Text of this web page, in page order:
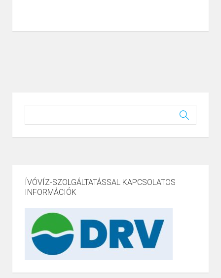
ÍVÓVÍZ-SZOLGÁLTATÁSSAL KAPCSOLATOS
INFORMÁCIÓK